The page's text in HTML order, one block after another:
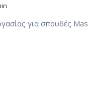
για σπουδές